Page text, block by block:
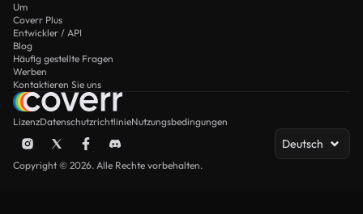
Um
Coverr Plus
Entwickler / API
Blog
Häufig gestellte Fragen
Werben
Kontaktieren Sie uns
LizenzDatenschutzrichtlinieNutzungsbedingungen
Deutsch
Copyright © 2026. Alle Rechte vorbehalten.